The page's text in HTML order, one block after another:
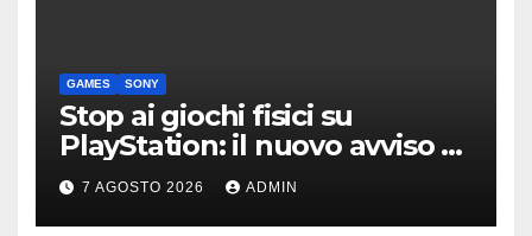
GAMES SONY
Stop ai giochi fisici su
PlayStation: il nuovo avviso di
Sony è l’ennesima conferma
7 AGOSTO 2026 ADMIN